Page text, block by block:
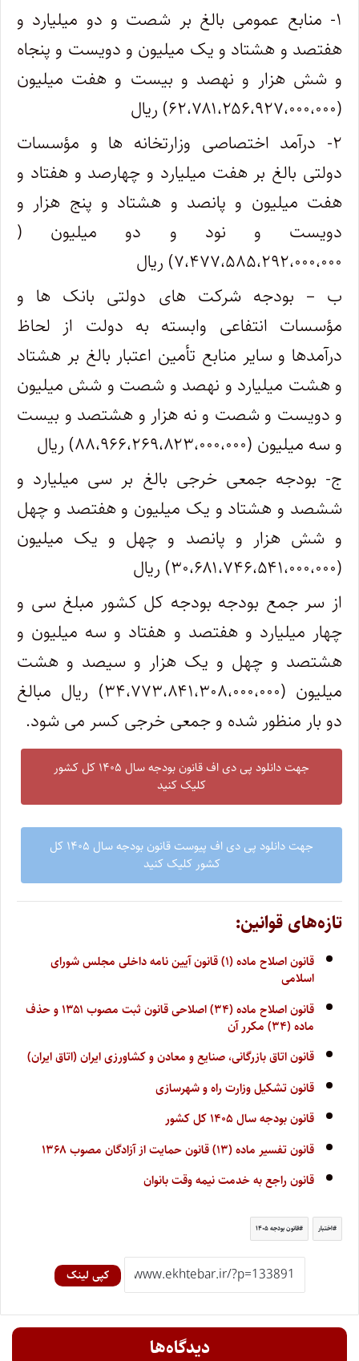
۱- منابع عمومی بالغ بر شصت و دو میلیارد و
هفتصد و هشتاد و یک میلیون و دویست و پنجاه
و شش هزار و نهصد و بیست و هفت میلیون
(۶۲،۷۸۱،۲۵۶،۹۲۷،۰۰۰،۰۰۰) ریال
۲- درآمد اختصاصی وزارتخانه ها و مؤسسات
دولتی بالغ بر هفت میلیارد و چهارصد و هفتاد و
هفت میلیون و پانصد و هشتاد و پنج هزار و
دویست و نود و دو میلیون (
۷،۴۷۷،۵۸۵،۲۹۲،۰۰۰،۰۰۰) ریال
ب – بودجه شرکت های دولتی بانک ها و
مؤسسات انتفاعی وابسته به دولت از لحاظ
درآمدها و سایر منابع تأمین اعتبار بالغ بر هشتاد
و هشت میلیارد و نهصد و شصت و شش میلیون
و دویست و شصت و نه هزار و هشتصد و بیست
و سه میلیون (۸۸،۹۶۶،۲۶۹،۸۲۳،۰۰۰،۰۰۰) ریال
ج- بودجه جمعی خرجی بالغ بر سی میلیارد و
ششصد و هشتاد و یک میلیون و هفتصد و چهل
و شش هزار و پانصد و چهل و یک میلیون
(۳۰،۶۸۱،۷۴۶،۵۴۱،۰۰۰،۰۰۰) ریال
از سر جمع بودجه بودجه کل کشور مبلغ سی و
چهار میلیارد و هفتصد و هفتاد و سه میلیون و
هشتصد و چهل و یک هزار و سیصد و هشت
میلیون (۳۴،۷۷۳،۸۴۱،۳۰۸،۰۰۰،۰۰۰) ریال مبالغ
دو بار منظور شده و جمعی خرجی کسر می شود.
جهت دانلود پی دی اف قانون بودجه سال ۱۴۰۵ کل کشور
کلیک کنید
جهت دانلود پی دی اف پیوست قانون بودجه سال ۱۴۰۵ کل
کشور کلیک کنید
تازه‌های قوانین:
قانون اصلاح ماده (۱) قانون آیین نامه داخلی مجلس شورای
اسلامی
قانون اصلاح ماده (۳۴) اصلاحی قانون ثبت مصوب ۱۳۵۱ و حذف
ماده (۳۴) مکرر آن
قانون اتاق بازرگانی، صنایع و معادن و کشاورزی ایران (اتاق ایران)
قانون تشکیل وزارت راه و شهرسازی
قانون بودجه سال ۱۴۰۵ کل کشور
قانون تفسیر ماده (۱۳) قانون حمایت از آزادگان مصوب ۱۳۶۸
قانون راجع به خدمت نیمه وقت بانوان
اختبار قانون بودجه ۱۴۰۵
کپی لینک
دیدگاه‌ها